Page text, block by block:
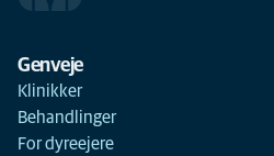
Genveje
Klinikker
Behandlinger
For dyreejere